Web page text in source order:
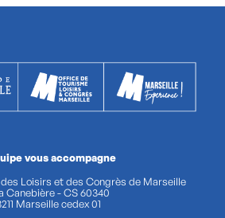
vous accompagne
Loisirs et des Congrès de Marseille
Canebière - CS 60340
Marseille cedex 01